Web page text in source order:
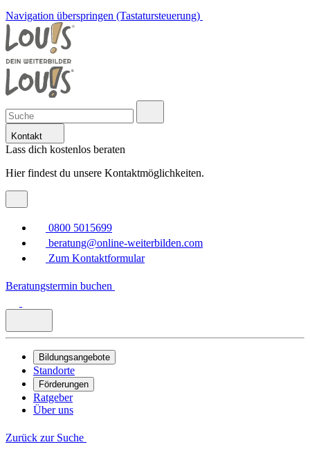
Navigation überspringen (Tastatursteuerung)
Kontakt
Lass dich kostenlos beraten
Hier findest du unsere Kontaktmöglichkeiten.
0800 5015699
beratung@online-weiterbilden.com
Zum Kontaktformular
Beratungstermin buchen
Bildungsangebote
Standorte
Förderungen
Ratgeber
Über uns
Zurück zur Suche